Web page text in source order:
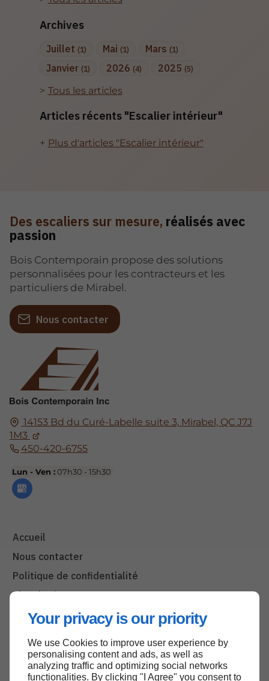
Your privacy is our priority
We use Cookies to improve user experience by
personalising content and ads, as well as
analyzing traffic and optimizing social networks
functionalities. By clicking "I Agree" you consent to
Archives
Juillet (1) Mai (1) Mars (1)
Janvier (1) 2026 (4) 2025 (5)
Tous les articles
Articles récents "Escalier intérieur"
Plus d'articles "Escalier intérieur"
14153 Bd du Curé-Labelle suite 3, Mirabel, QC J7J
1M3
450-420-6755
Lun - Ven :07h30 - 15h30
Accueil
Nous contacter
Politique de confidentialité
Plan du site
Des escaliers sur mesure, réalisés avec
passion
Bois Contemporain propose des solutions
personnalisées pour les contracteurs et les
particuliers de Mirabel.
Nous contacter
Haut de page